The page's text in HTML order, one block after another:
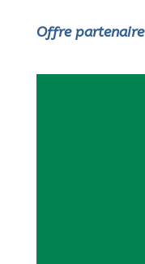
Offre partenaire